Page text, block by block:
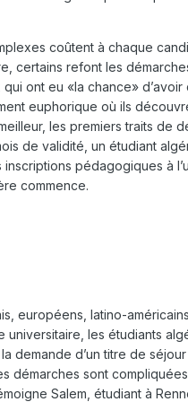
coûtent à chaque
certains refont les
qui ont eu «la chance»
euphorique où ils
les premiers traits de
de validité, un étudiant
pédagogiques à
commence.
européens, latino-
les étudiants
demande d’un titre de
démarches sont
Salem, étudiant à